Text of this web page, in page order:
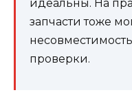
идеальны. На
запчасти тоже
проверки.